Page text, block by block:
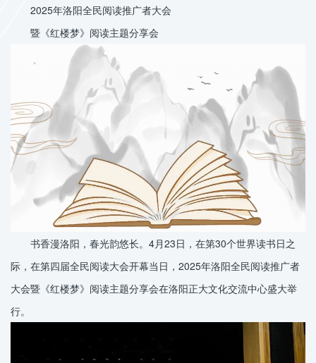
2025年洛阳全民阅读推广者大会
暨《红楼梦》阅读主题分享会
书香漫洛阳，春光韵悠长。4月23日，在第30个世界读书日之
际，在第四届全民阅读大会开幕当日，2025年洛阳全民阅读推广者
大会暨《红楼梦》阅读主题分享会在洛阳正大文化交流中心盛大举
行。